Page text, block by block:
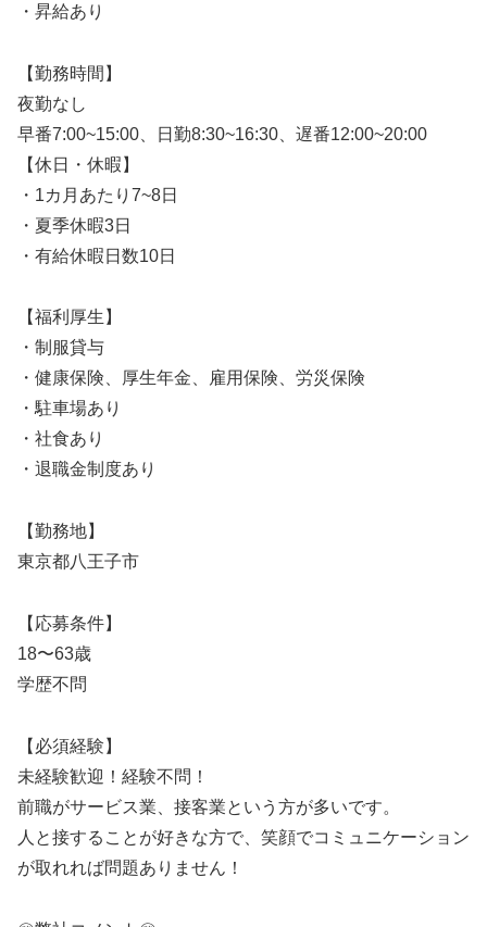
・昇給あり
【勤務時間】
夜勤なし
早番7:00~15:00、日勤8:30~16:30、遅番12:00~20:00
【休日・休暇】
・1カ月あたり7~8日
・夏季休暇3日
・有給休暇日数10日
【福利厚生】
・制服貸与
・健康保険、厚生年金、雇用保険、労災保険
・駐車場あり
・社食あり
・退職金制度あり
【勤務地】
東京都八王子市
【応募条件】
18〜63歳
学歴不問
【必須経験】
未経験歓迎！経験不問！
前職がサービス業、接客業という方が多いです。
人と接することが好きな方で、笑顔でコミュニケーション
が取れれば問題ありません！